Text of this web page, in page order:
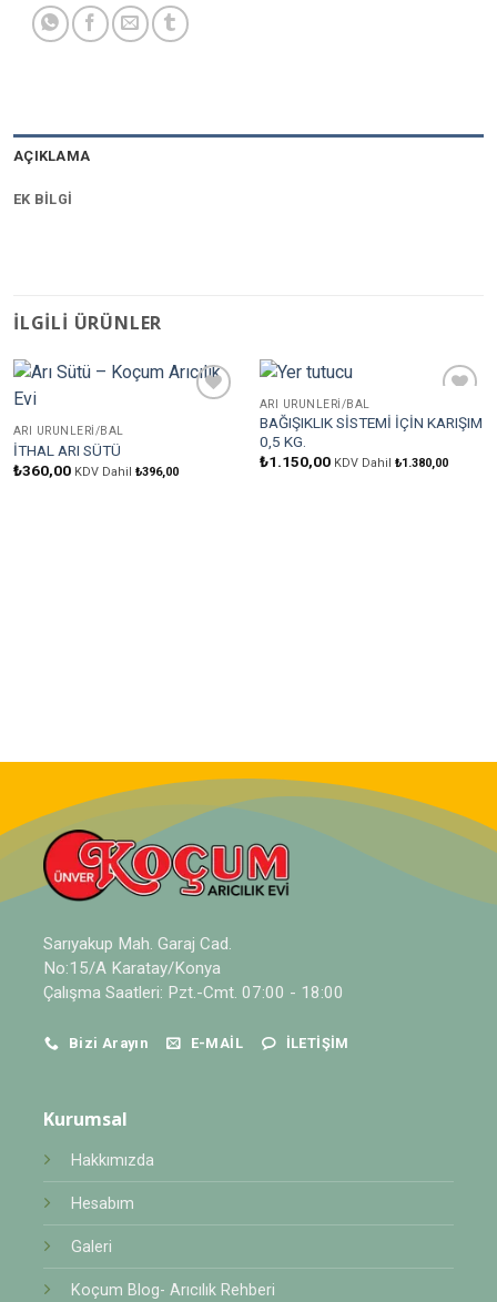
AÇIKLAMA
EK BILGI
İLGILI ÜRÜNLER
ARI ÜRÜNLERI/BAL
İTHAL ARI SÜTÜ
₺360,00 KDV Dahil ₺396,00
Favorilere
Ekle
ARI ÜRÜNLERI/BAL
BAĞIŞIKLIK SİSTEMİ İÇİN KARIŞIM
0,5 KG.
₺1.150,00 KDV Dahil ₺1.380,00
Sarıyakup Mah. Garaj Cad.
No:15/A Karatay/Konya
Çalışma Saatleri: Pzt.-Cmt. 07:00 - 18:00
Bizi Arayın E-MAIL İLETIŞIM
Kurumsal
Hakkımızda
Hesabım
Galeri
Koçum Blog- Arıcılık Rehberi